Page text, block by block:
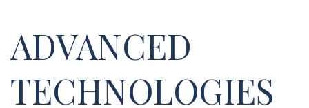
ADVANCED
TECHNOLOGIES